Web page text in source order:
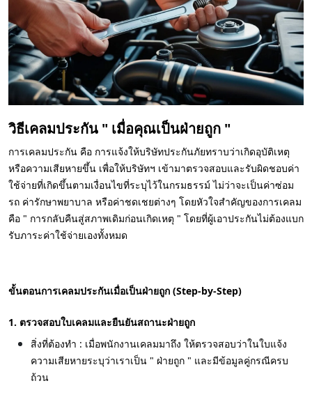
วิธีเคลมประกัน " เมื่อคุณเป็นฝ่ายถูก "
การเคลมประกัน คือ การแจ้งให้บริษัทประกันภัยทราบว่าเกิดอุบัติเหตุ
หรือความเสียหายขึ้น เพื่อให้บริษัทฯ เข้ามาตรวจสอบและรับผิดชอบค่า
ใช้จ่ายที่เกิดขึ้นตามเงื่อนไขที่ระบุไว้ในกรมธรรม์ ไม่ว่าจะเป็นค่าซ่อม
รถ ค่ารักษาพยาบาล หรือค่าชดเชยต่างๆ โดยหัวใจสำคัญของการเคลม
คือ " การกลับคืนสู่สภาพเดิมก่อนเกิดเหตุ " โดยที่ผู้เอาประกันไม่ต้องแบก
รับภาระค่าใช้จ่ายเองทั้งหมด
ขั้นตอนการเคลมประกันเมื่อเป็นฝ่ายถูก (Step-by-Step)
1. ตรวจสอบใบเคลมและยืนยันสถานะฝ่ายถูก
สิ่งที่ต้องทำ : เมื่อพนักงานเคลมมาถึง ให้ตรวจสอบว่าในใบแจ้ง
ความเสียหายระบุว่าเราเป็น " ฝ่ายถูก " และมีข้อมูลคู่กรณีครบ
ถ้วน